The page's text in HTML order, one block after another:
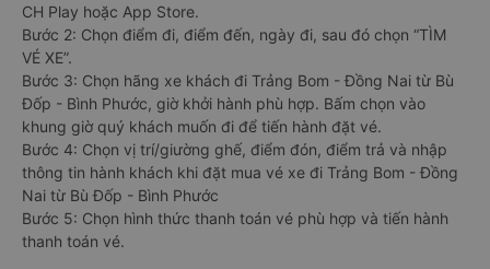
CH Play hoặc App Store.
Bước 2: Chọn điểm đi, điểm đến, ngày đi, sau đó chọn “TÌM
VÉ XE”.
Bước 3: Chọn hãng xe khách đi Trảng Bom - Đồng Nai từ Bù
Đốp - Bình Phước, giờ khởi hành phù hợp. Bấm chọn vào
khung giờ quý khách muốn đi để tiến hành đặt vé.
Bước 4: Chọn vị trí/giường ghế, điểm đón, điểm trả và nhập
thông tin hành khách khi đặt mua vé xe đi Trảng Bom - Đồng
Nai từ Bù Đốp - Bình Phước
Bước 5: Chọn hình thức thanh toán vé phù hợp và tiến hành
thanh toán vé.